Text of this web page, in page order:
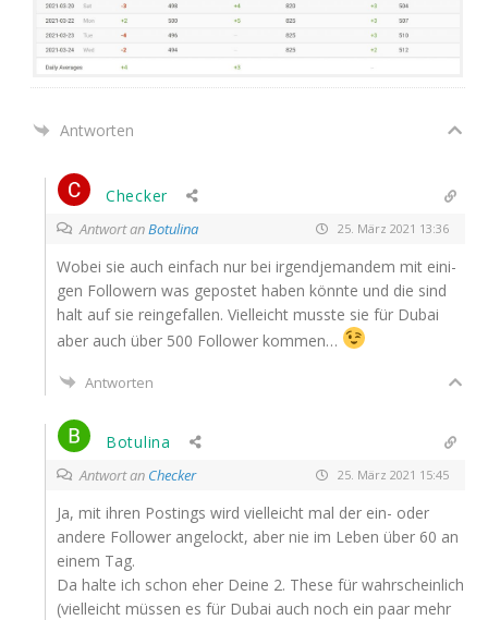
Antworten
Checker
Antwort anBotulina 25. März 2021 13:36
Wobei sie auch ein­fach nur bei irgend­je­man­dem mit eini­
gen Fol­lo­wern was gepos­tet haben könn­te und die sind
halt auf sie rein­ge­fal­len. Viel­leicht muss­te sie für Dubai
aber auch über 500 Fol­lower kommen…
Antworten
Botulina
Antwort an Checker 25. März 2021 15:45
Ja, mit ihren Pos­tings wird viel­leicht mal der ein- oder
ande­re Fol­lower ange­lockt, aber nie im Leben über 60 an
einem Tag.
Da hal­te ich schon eher Dei­ne 2. The­se für wahr­schein­lich
(viel­leicht müs­sen es für Dubai auch noch ein paar mehr